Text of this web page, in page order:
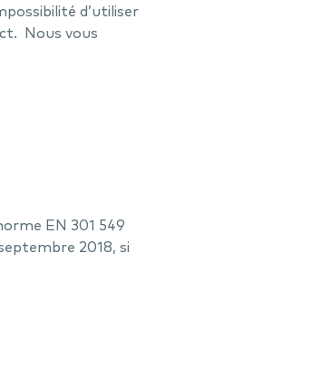
d’utiliser
Nous vous
EN 301 549
2018, si